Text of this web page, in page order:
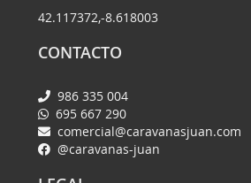
42.117372,-8.618003
CONTACTO
986 335 004
695 667 290
comercial@caravanasjuan.com
@caravanas-juan